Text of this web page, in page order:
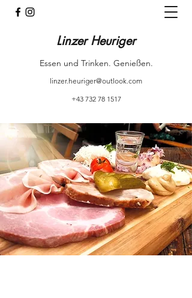
Linzer Heuriger
Essen und Trinken. Genießen.
linzer.heuriger@outlook.com
+43 732 78 1517